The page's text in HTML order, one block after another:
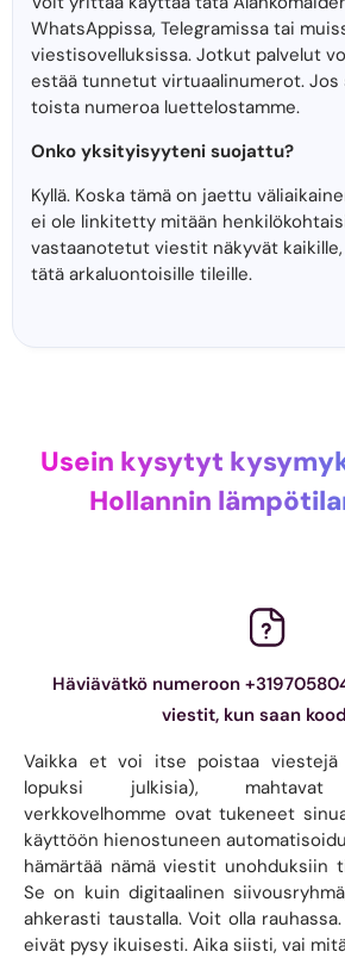
WhatsAppissa, Telegramissa tai
viestisovelluksissa. Jotkut palvelut
estää tunnetut virtuaalinumerot. Jos
toista numeroa luettelostamme.
Onko yksityisyyteni suojattu?
Kyllä. Koska tämä on jaettu
ei ole linkitetty mitään
vastaanotetut viestit näkyvät
tätä arkaluontoisille tileille.
Usein kysytyt
Hollannin
Häviävätkö numeroon
viestit, kun saan
Vaikka et voi itse poistaa
lopuksi julkisia), mahtavat
verkkovelhomme ovat tukeneet
käyttöön hienostuneen
hämärtää nämä viestit unohduksiin
Se on kuin digitaalinen
ahkerasti taustalla. Voit olla
eivät pysy ikuisesti. Aika siisti, vai